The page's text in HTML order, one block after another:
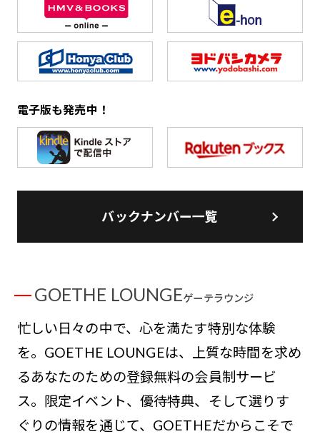
電子版も発売中！
バックナンバー一覧
GOETHE LOUNGEゲーテラウンジ
忙しい日々の中で、心を満たす特別な体験
を。GOETHE LOUNGEは、上質な時間を求め
るあなたのための登録無料の会員制サービ
ス。限定イベント、優待特典、そして選りす
ぐりの情報を通じて、GOETHEだからこそで